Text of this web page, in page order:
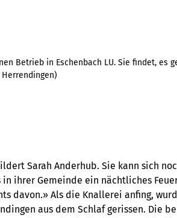
Betrieb in Eschenbach LU. Sie findet, es
)
Sarah Anderhub. Sie kann sich
ihrer Gemeinde ein nächtliches
davon.» Als die Knallerei anfing,
aus dem Schlaf gerissen. Die